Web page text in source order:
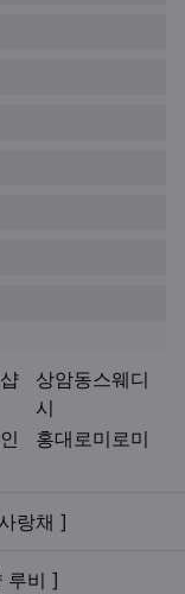
상암동스웨디
시
홍대로미로미
랑채 ]
루비 ]